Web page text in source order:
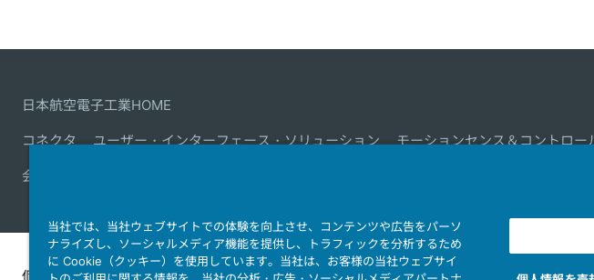
日本航空電子工業HOME
コネクタ ユーザー・インターフェース・ソリューション モーションセンス＆コントロー
会社情報
当社では、当社ウェブサイトでの体験を向上させ、コンテンツや広告をパーソ
ナライズし、ソーシャルメディア機能を提供し、トラフィックを分析するため
に Cookie（クッキー）を使用しています。当社は、お客様の当社ウェブサイ